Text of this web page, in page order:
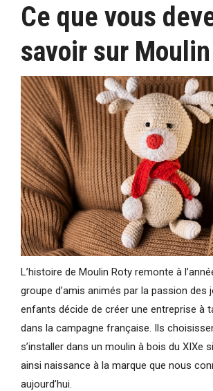
Ce que vous
savoir sur
L’histoire de Moulin Roty remonte à
groupe d’amis animés par la passion des
enfants décide de créer une entreprise à
dans la campagne française. Ils
s’installer dans un moulin à bois du XIXe
ainsi naissance à la marque que nous
aujourd’hui.